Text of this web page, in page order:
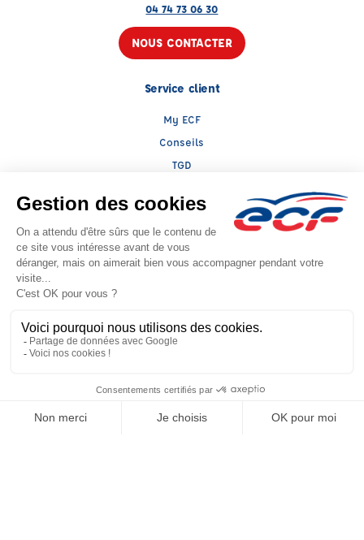
04 74 73 06 30
NOUS CONTACTER
Service client
My ECF
Conseils
TGD
Le groupe ECF
Présentation
Trouver une agence
Actualités
Facebook (nouvelle fenêtre)
Instagram (nouvelle fenêtre)
YouTube (nouvelle fenêtre)
TikTok (nouvelle fenêtre)
Raison sociale : AUTO ECOLE BARNI - Capital social: 10000€